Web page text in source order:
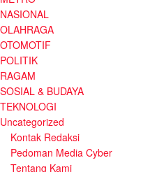
NASIONAL
OLAHRAGA
OTOMOTIF
POLITIK
RAGAM
SOSIAL & BUDAYA
TEKNOLOGI
Uncategorized
Kontak Redaksi
Pedoman Media Cyber
Tentang Kami